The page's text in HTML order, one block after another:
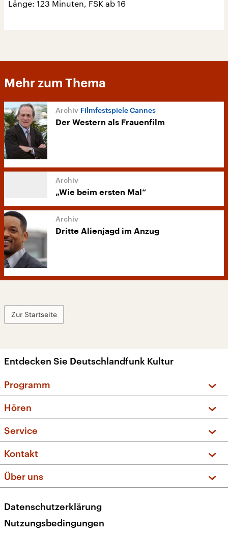
Länge: 123 Minuten, FSK ab 16
Mehr zum Thema
Filmfestspiele Cannes
Der Western als Frauenfilm
„Wie beim ersten Mal“
Dritte Alienjagd im Anzug
Zur Startseite
Entdecken Sie Deutschlandfunk Kultur
Programm
Sendungen und Podcasts
Musikliste
Kakadu – Das Kinderprogramm
Hören
Frequenzen (UKW + DAB+)
Service
FAQ
Apps
Newsletter
Veranstaltungen
Kontakt
Social Media
Über uns
Presse
Karriere
Datenschutzerklärung
Nutzungsbedingungen